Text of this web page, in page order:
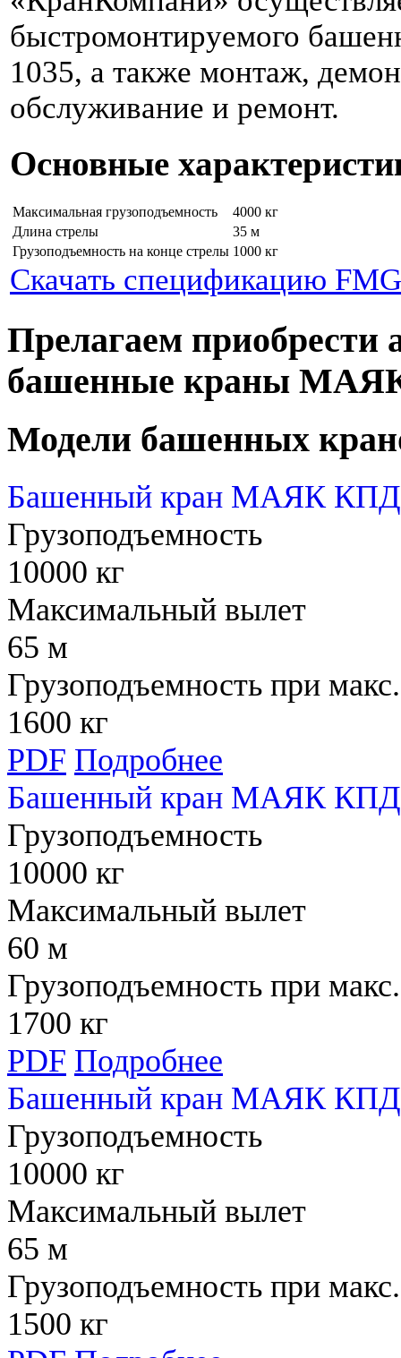
быстромонтируемого
1035, а также монтаж,
обслуживание и ремонт.
Основные
Максимальная грузоподъемность
4000 кг
Длина стрелы
35 м
Грузоподъемность на конце стрелы 1000 кг
Скачать спецификацию
Прелагаем приобрести
башенные краны
Модели башенных
Башенный кран МАЯК КПД
Грузоподъемность
10000 кг
Максимальный вылет
65 м
Грузоподъемность при
1600 кг
PDF Подробнее
Башенный кран МАЯК КПД
Грузоподъемность
10000 кг
Максимальный вылет
60 м
Грузоподъемность при
1700 кг
PDF Подробнее
Башенный кран МАЯК КПД
Грузоподъемность
10000 кг
Максимальный вылет
65 м
Грузоподъемность при
1500 кг